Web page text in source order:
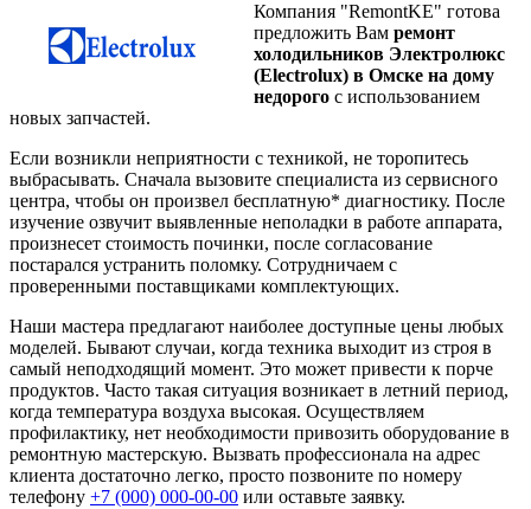
Компания "RemontKE" готова
предложить Вам ремонт
холодильников Электролюкс
(Electrolux) в Омске на дому
недорого с использованием
новых запчастей.
Если возникли неприятности с техникой, не торопитесь
выбрасывать. Сначала вызовите специалиста из сервисного
центра, чтобы он произвел бесплатную* диагностику. После
изучение озвучит выявленные неполадки в работе аппарата,
произнесет стоимость починки, после согласование
постарался устранить поломку. Сотрудничаем с
проверенными поставщиками комплектующих.
Наши мастера предлагают наиболее доступные цены любых
моделей. Бывают случаи, когда техника выходит из строя в
самый неподходящий момент. Это может привести к порче
продуктов. Часто такая ситуация возникает в летний период,
когда температура воздуха высокая. Осуществляем
профилактику, нет необходимости привозить оборудование в
ремонтную мастерскую. Вызвать профессионала на адрес
клиента достаточно легко, просто позвоните по номеру
телефону +7 (000) 000-00-00 или оставьте заявку.